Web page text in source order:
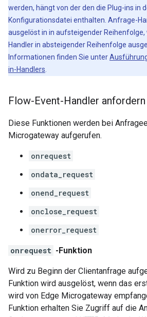
werden, hängt von der den die Plug-ins in
Konfigurationsdatei enthalten. Anfrage-
ausgelöst in in aufsteigender
Handler in absteigender Reihenfolge
Informationen finden Sie unter
in-Handlers
Flow-Event-Handler anfordern
Diese Funktionen werden bei
Microgateway aufgerufen.
onrequest
ondata_request
onend_request
onclose_request
onerror_request
onrequest -Funktion
Wird zu Beginn der Clientanfrage
Funktion wird ausgelöst, wenn das
wird von Edge Microgateway
Funktion erhalten Sie Zugriff auf die